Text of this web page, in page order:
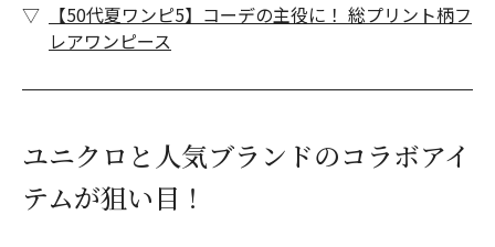
【50代夏ワンピ5】コーデの主役に！ 総プリント柄フ
レアワンピース
ユニクロと人気ブランドのコラボアイ
テムが狙い目！